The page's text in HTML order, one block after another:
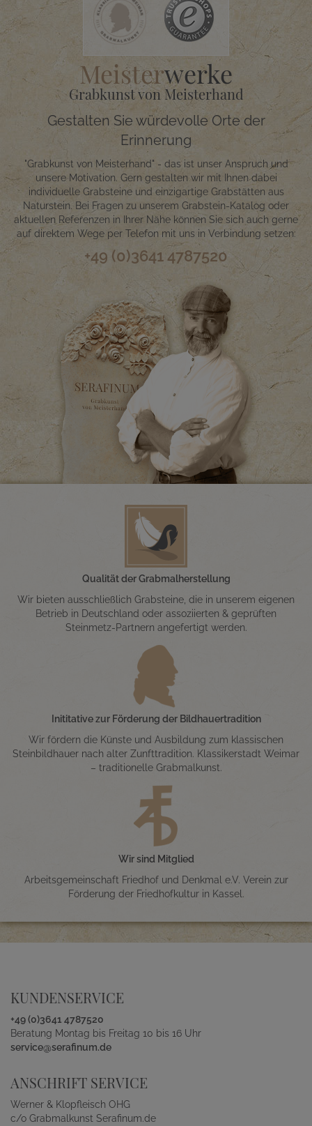
Meisterwerke
Grabkunst von Meisterhand
Gestalten Sie würdevolle Orte der
Erinnerung
"Grabkunst von Meisterhand" - das ist unser Anspruch und
unsere Motivation. Gern gestalten wir mit Ihnen dabei
individuelle Grabsteine und einzigartige Grabstätten aus
Naturstein. Bei Fragen zu unserem Grabstein-Katalog oder
aktuellen Referenzen in Ihrer Nähe können Sie sich auch gerne
auf direktem Wege per Telefon mit uns in Verbindung setzen:
+49 (0)3641 4787520
Qualität der Grabmalherstellung
Wir bieten ausschließlich Grabsteine, die in unserem eigenen
Betrieb in Deutschland oder assoziierten & geprüften
Steinmetz-Partnern angefertigt werden.
Inititative zur Förderung der Bildhauertradition
Wir fördern die Künste und Ausbildung zum klassischen
Steinbildhauer nach alter Zunfttradition. Klassikerstadt Weimar
– traditionelle Grabmalkunst.
Wir sind Mitglied
Arbeitsgemeinschaft Friedhof und Denkmal e.V. Verein zur
Förderung der Friedhofkultur in Kassel.
KUNDENSERVICE
+49 (0)3641 4787520
Beratung Montag bis Freitag 10 bis 16 Uhr
service@serafinum.de
ANSCHRIFT SERVICE
Werner & Klopfleisch OHG
c/o Grabmalkunst Serafinum.de